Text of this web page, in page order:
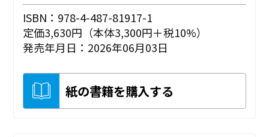
ISBN：978-4-487-81917-1
定価3,630円（本体3,300円＋税10%）
発売年月日：2026年06月03日
紙の書籍を購入する